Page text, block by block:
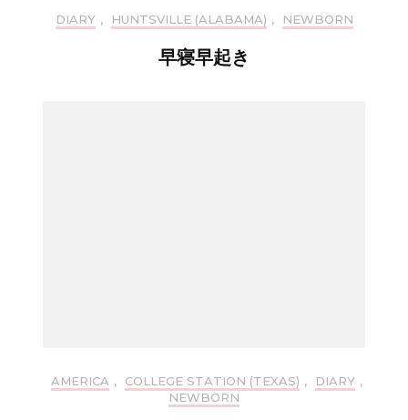
DIARY , HUNTSVILLE (ALABAMA) , NEWBORN
早寝早起き
AMERICA , COLLEGE STATION (TEXAS) , DIARY ,
NEWBORN